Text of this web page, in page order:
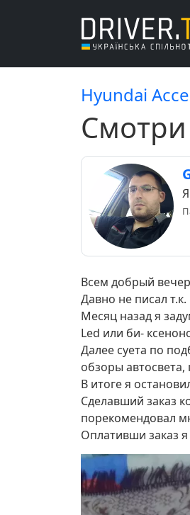
Hyundai
Смотри
Всем добрый
Давно не писал
Месяц назад я
Led или би-
Далее суета по
обзоры
В итоге я
Сделавший заказ
порекомендовал
Оплативши заказ